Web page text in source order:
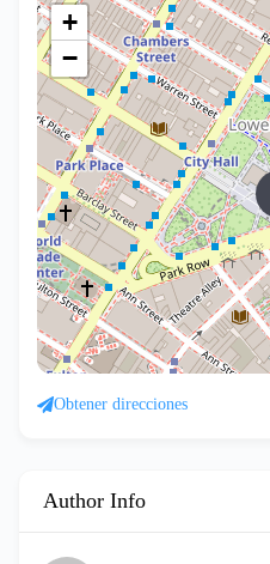
+
−
Obtener direcciones
Author Info